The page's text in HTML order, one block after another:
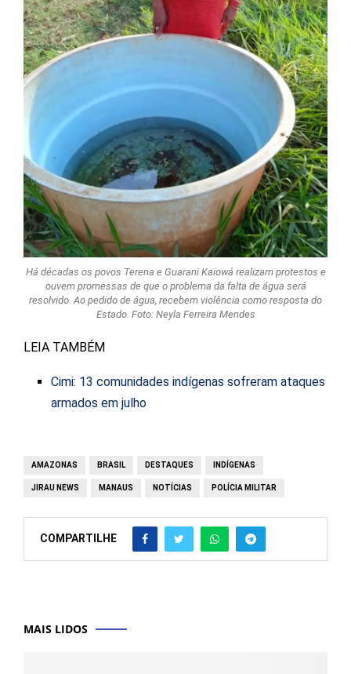
Há décadas os povos Terena e Guarani Kaiowá realizam protestos e
ouvem promessas de que o problema da falta de água será
resolvido. Ao pedido de água, recebem violência como resposta do
Estado. Foto: Neyla Ferreira Mendes
LEIA TAMBÉM
Cimi: 13 comunidades indígenas sofreram ataques
armados em julho
AMAZONAS BRASIL DESTAQUES INDÍGENAS
JIRAU NEWS MANAUS NOTÍCIAS POLÍCIA MILITAR
COMPARTILHE
MAIS LIDOS